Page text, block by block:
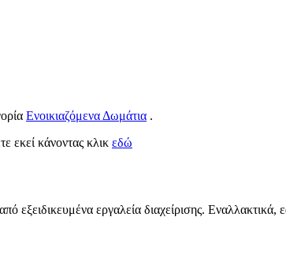
Ενοικιαζόμενα Δωμάτια .
εκεί κάνοντας κλικ εδώ
εξειδικευμένα εργαλεία διαχείρισης. Εναλλακτικά,